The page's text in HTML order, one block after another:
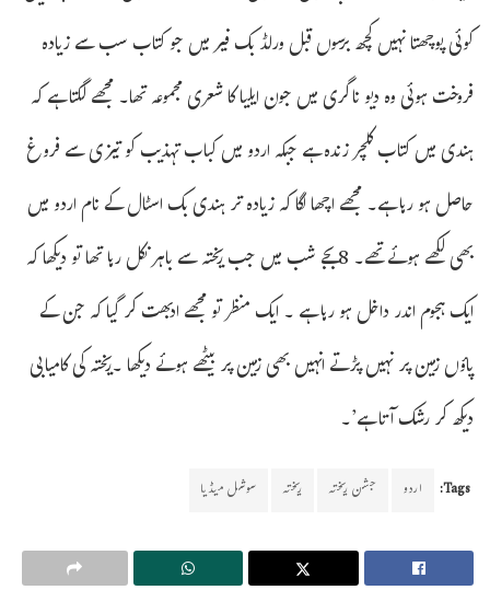
کوئی پوچھتا نہیں کچھ برسوں قبل ورلڈ بک فیر میں جو کتاب سب سے زیادہ
فروخت ہوئی وہ دیو ناگری میں جون ایلیا کا شعری مجموعہ تھا۔ مجھے لگتا ہے کہ
ہندی میں کتاب کلچر زندہ ہے جبکہ اردو میں کباب تہذیب کو تیزی سے فروغ
حاصل ہو رہا ہے۔ مجھے اچھا لگا کہ زیادہ تر ہندی بک اسٹال کے نام اردو میں
بھی لکھے ہوئے تھے۔ 8بجے شب میں جب ریختہ سے باہر نکل رہا تھا تو دیکھا کہ
ایک ہجوم اندر داخل ہو رہا ہے ۔ ایک منظر تو مجھے ادبھت کر گیا کہ جن کے
پاؤں زمین پر نہیں پڑتے انہیں بھی زمین پر بیٹھے ہوئے دیکھا ۔ریختہ کی کامیابی
دیکھ کر رشک آتا ہے’۔
Tags: اردو جشن ریختہ ریختہ سوشل میڈیا